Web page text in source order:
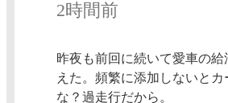
2時間前
昨夜も前回に続いて愛車の
えた。頻繁に添加しないと
な？過走行だから。